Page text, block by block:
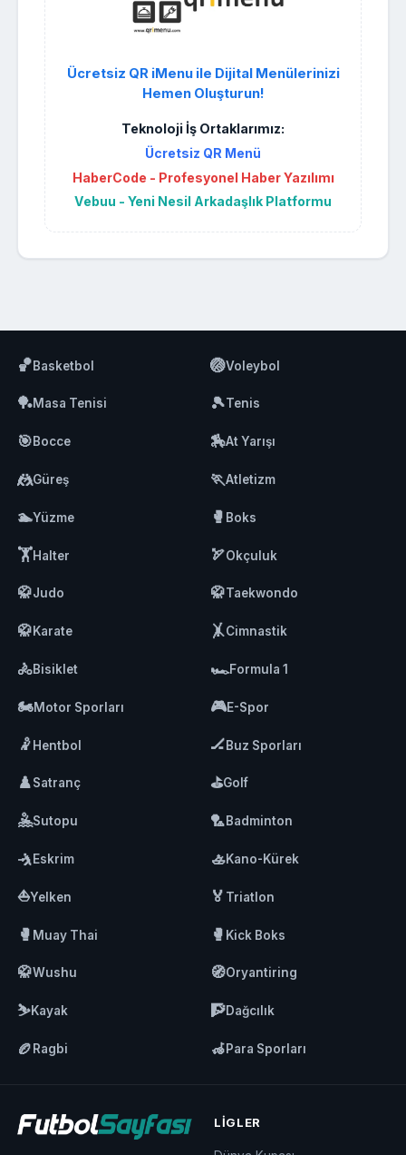
Ücretsiz QR iMenu ile Dijital Menülerinizi
Hemen Oluşturun!
Teknoloji İş Ortaklarımız:
Ücretsiz QR Menü
HaberCode - Profesyonel Haber Yazılımı
Vebuu - Yeni Nesil Arkadaşlık Platformu
🏀Basketbol 🏐Voleybol
🏓Masa Tenisi 🎾Tenis
🎯Bocce 🏇At Yarışı
🤼Güreş 🏃Atletizm
🏊Yüzme 🥊 Boks
🏋️Halter 🏹Okçuluk
🥋Judo 🥋Taekwondo
🥋Karate 🤸Cimnastik
🚴Bisiklet 🏎️Formula 1
🏍️Motor Sporları 🎮E-Spor
🤾 Hentbol 🏒Buz Sporları
♟️Satranç ⛳Golf
🤽Sutopu 🏸Badminton
🤺Eskrim 🚣Kano-Kürek
⛵Yelken 🏅 Triatlon
🥊 Muay Thai 🥊 Kick Boks
🥋Wushu 🧭Oryantiring
⛷️Kayak 🧗Dağcılık
🏉 Ragbi 🦽Para Sporları
LIGLER